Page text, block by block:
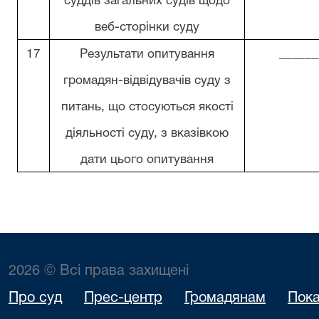
веб-сторінки суду
17 Результати опитування
громадян-відвідувачів суду з
питань, що стосуються якості
діяльності суду, з вказівкою
дати цього опитування
2026 © Всі права захищені
Про суд Прес-центр Громадянам